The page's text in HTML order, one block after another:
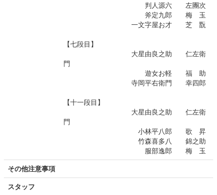
判人源六 左團次
斧定九郎 梅 玉
一文字屋お才 芝 翫
【七段目】
大星由良之助 仁左衛
門
遊女お軽 福 助
寺岡平右衛門 幸四郎
【十一段目】
大星由良之助 仁左衛
門
小林平八郎 歌 昇
竹森喜多八 錦之助
服部逸郎 梅 玉
その他注意事項
スタッフ